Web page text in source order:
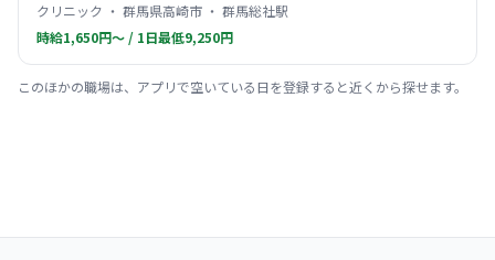
クリニック ・ 群馬県高崎市 ・ 群馬総社駅
時給1,650円〜 / 1日最低9,250円
このほかの職場は、アプリで空いている日を登録すると近くから探せます。